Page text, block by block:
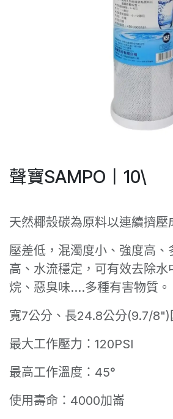
聲寶SAMPO丨10\
天然椰殼碳為原料以連續擠壓
壓差低，混濁度小、強度高、
高、水流穩定，可有效去除水
烷、惡臭味....多種有害物質。
寬7公分、長24.8公分(9.7/8")
最大工作壓力：120PSI
最高工作溫度：45°
使用壽命：4000加崙